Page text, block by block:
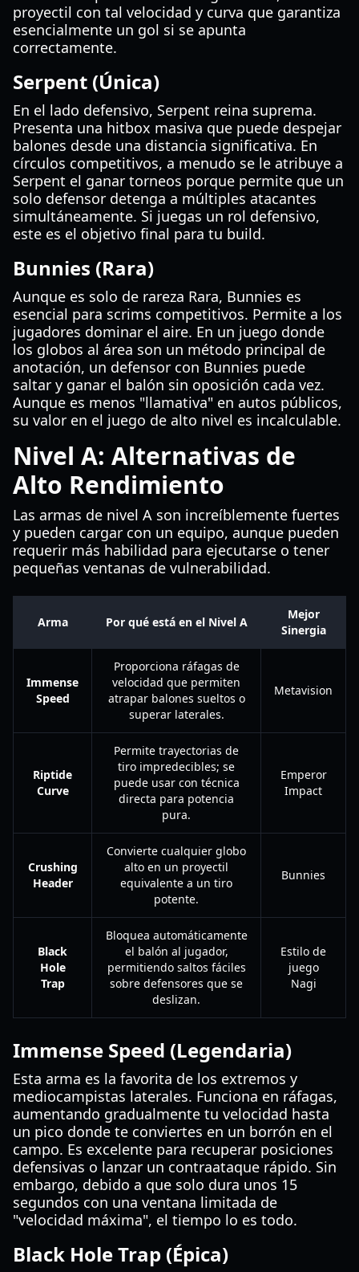
proyectil con tal velocidad y curva que garantiza
esencialmente un gol si se apunta
correctamente.
Serpent (Única)
En el lado defensivo, Serpent reina suprema.
Presenta una hitbox masiva que puede despejar
balones desde una distancia significativa. En
círculos competitivos, a menudo se le atribuye a
Serpent el ganar torneos porque permite que un
solo defensor detenga a múltiples atacantes
simultáneamente. Si juegas un rol defensivo,
este es el objetivo final para tu build.
Bunnies (Rara)
Aunque es solo de rareza Rara, Bunnies es
esencial para scrims competitivos. Permite a los
jugadores dominar el aire. En un juego donde
los globos al área son un método principal de
anotación, un defensor con Bunnies puede
saltar y ganar el balón sin oposición cada vez.
Aunque es menos "llamativa" en autos públicos,
su valor en el juego de alto nivel es incalculable.
Nivel A: Alternativas de
Alto Rendimiento
Las armas de nivel A son increíblemente fuertes
y pueden cargar con un equipo, aunque pueden
requerir más habilidad para ejecutarse o tener
pequeñas ventanas de vulnerabilidad.
Arma Por qué está en el Nivel A
Mejor
Sinergia
Immense
Speed
Proporciona ráfagas de
velocidad que permiten
atrapar balones sueltos o
superar laterales.
Metavision
Riptide
Curve
Permite trayectorias de
tiro impredecibles; se
puede usar con técnica
directa para potencia
pura.
Emperor
Impact
Crushing
Header
Convierte cualquier globo
alto en un proyectil
equivalente a un tiro
potente.
Bunnies
Black
Hole
Trap
Bloquea automáticamente
el balón al jugador,
permitiendo saltos fáciles
sobre defensores que se
deslizan.
Estilo de
juego
Nagi
Immense Speed (Legendaria)
Esta arma es la favorita de los extremos y
mediocampistas laterales. Funciona en ráfagas,
aumentando gradualmente tu velocidad hasta
un pico donde te conviertes en un borrón en el
campo. Es excelente para recuperar posiciones
defensivas o lanzar un contraataque rápido. Sin
embargo, debido a que solo dura unos 15
segundos con una ventana limitada de
"velocidad máxima", el tiempo lo es todo.
Black Hole Trap (Épica)